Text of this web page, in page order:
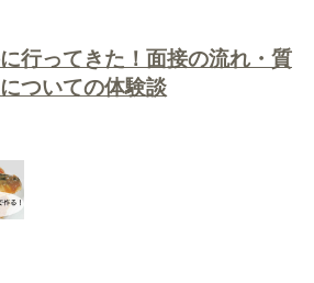
行ってきた！面接の流れ・質
ついての体験談